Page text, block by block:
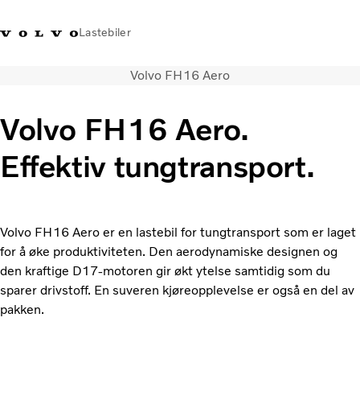
Lastebiler
Volvo Trucks Merchandise
Transportløsninger
Alle modeller og drivlinjer
Tjenester
Om oss
Kontakt oss
Truck Builder
Volvo FH16 Aero
Volvo FH16 Aero.
Effektiv tungtransport.
Volvo FH16 Aero er en lastebil for tungtransport som er laget
for å øke produktiviteten. Den aerodynamiske designen og
den kraftige D17-motoren gir økt ytelse samtidig som du
sparer drivstoff. En suveren kjøreopplevelse er også en del av
pakken.